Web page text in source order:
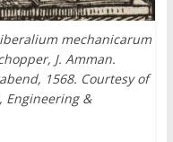
mechanicarum
J. Amman.
1568. Courtesy of
Engineering &